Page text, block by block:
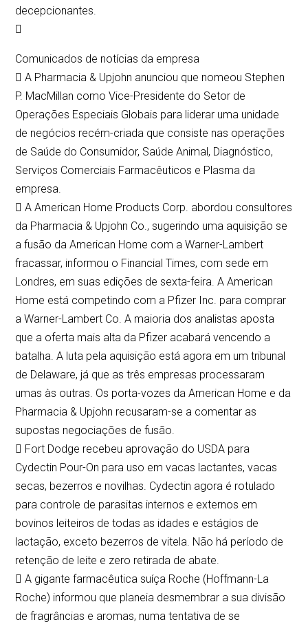
decepcionantes.

Comunicados de notícias da empresa
 A Pharmacia & Upjohn anunciou que nomeou Stephen
P. MacMillan como Vice-Presidente do Setor de
Operações Especiais Globais para liderar uma unidade
de negócios recém-criada que consiste nas operações
de Saúde do Consumidor, Saúde Animal, Diagnóstico,
Serviços Comerciais Farmacêuticos e Plasma da
empresa.
 A American Home Products Corp. abordou consultores
da Pharmacia & Upjohn Co., sugerindo uma aquisição se
a fusão da American Home com a Warner-Lambert
fracassar, informou o Financial Times, com sede em
Londres, em suas edições de sexta-feira. A American
Home está competindo com a Pfizer Inc. para comprar
a Warner-Lambert Co. A maioria dos analistas aposta
que a oferta mais alta da Pfizer acabará vencendo a
batalha. A luta pela aquisição está agora em um tribunal
de Delaware, já que as três empresas processaram
umas às outras. Os porta-vozes da American Home e da
Pharmacia & Upjohn recusaram-se a comentar as
supostas negociações de fusão.
 Fort Dodge recebeu aprovação do USDA para
Cydectin Pour-On para uso em vacas lactantes, vacas
secas, bezerros e novilhas. Cydectin agora é rotulado
para controle de parasitas internos e externos em
bovinos leiteiros de todas as idades e estágios de
lactação, exceto bezerros de vitela. Não há período de
retenção de leite e zero retirada de abate.
 A gigante farmacêutica suíça Roche (Hoffmann-La
Roche) informou que planeia desmembrar a sua divisão
de fragrâncias e aromas, numa tentativa de se